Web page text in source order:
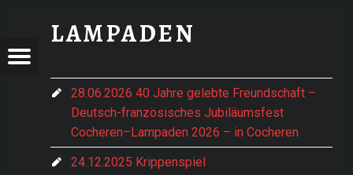
20220828_HERZLICHES FEST DER GENERATIONEN UND PARTNERSCHAFT IN COCHEREN - LAMPADEN
LAMPADEN
Menu
navigation
28.06.2026 40 Jahre gelebte Freundschaft –
Deutsch-französisches Jubiläumsfest
Cocheren–Lampaden 2026 – in Cocheren
24.12.2025 Krippenspiel